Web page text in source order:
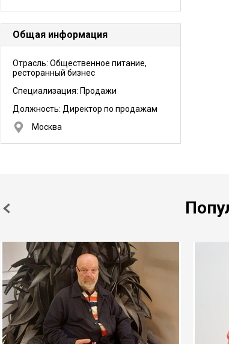
Общая информация
Отрасль: Общественное питание,
ресторанный бизнес
Специализация: Продажи
Должность: Директор по продажам
Москва